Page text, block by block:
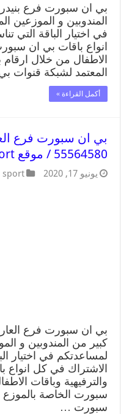
بي ان سبورت فرع
في اختيار الباقة التي
انواع باقات بي ان
الاطفال من خلال
المعتمد لشبكة قنوات
أكمل القراءة »
بي ان سبورت فرع
55564580 / موقع bein sport الرسمي
يونيو 17, 2020 sport
بي ان سبورت فرع
لمساعدتكم في اختيار
الاشتراك في كل انواع
والترفيهية وباقات
سبورت الخاصة
سبورت …